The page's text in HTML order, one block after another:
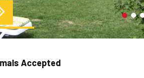
Next
Accepted